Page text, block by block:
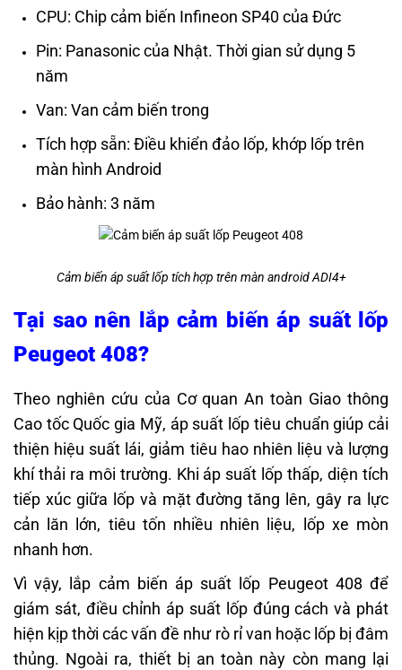
CPU: Chip cảm biến Infineon SP40 của Đức
Pin: Panasonic của Nhật. Thời gian sử dụng 5
năm
Van: Van cảm biến trong
Tích hợp sẵn: Điều khiển đảo lốp, khớp lốp trên
màn hình Android
Bảo hành: 3 năm
Cảm biến áp suất lốp tích hợp trên màn android ADI4+
Tại sao nên lắp cảm biến áp suất lốp
Peugeot 408?
Theo nghiên cứu của Cơ quan An toàn Giao thông
Cao tốc Quốc gia Mỹ, áp suất lốp tiêu chuẩn giúp cải
thiện hiệu suất lái, giảm tiêu hao nhiên liệu và lượng
khí thải ra môi trường. Khi áp suất lốp thấp, diện tích
tiếp xúc giữa lốp và mặt đường tăng lên, gây ra lực
cản lăn lớn, tiêu tốn nhiều nhiên liệu, lốp xe mòn
nhanh hơn.
Vì vậy, lắp cảm biến áp suất lốp Peugeot 408 để
giám sát, điều chỉnh áp suất lốp đúng cách và phát
hiện kịp thời các vấn đề như rò rỉ van hoặc lốp bị đâm
thủng. Ngoài ra, thiết bị an toàn này còn mang lại